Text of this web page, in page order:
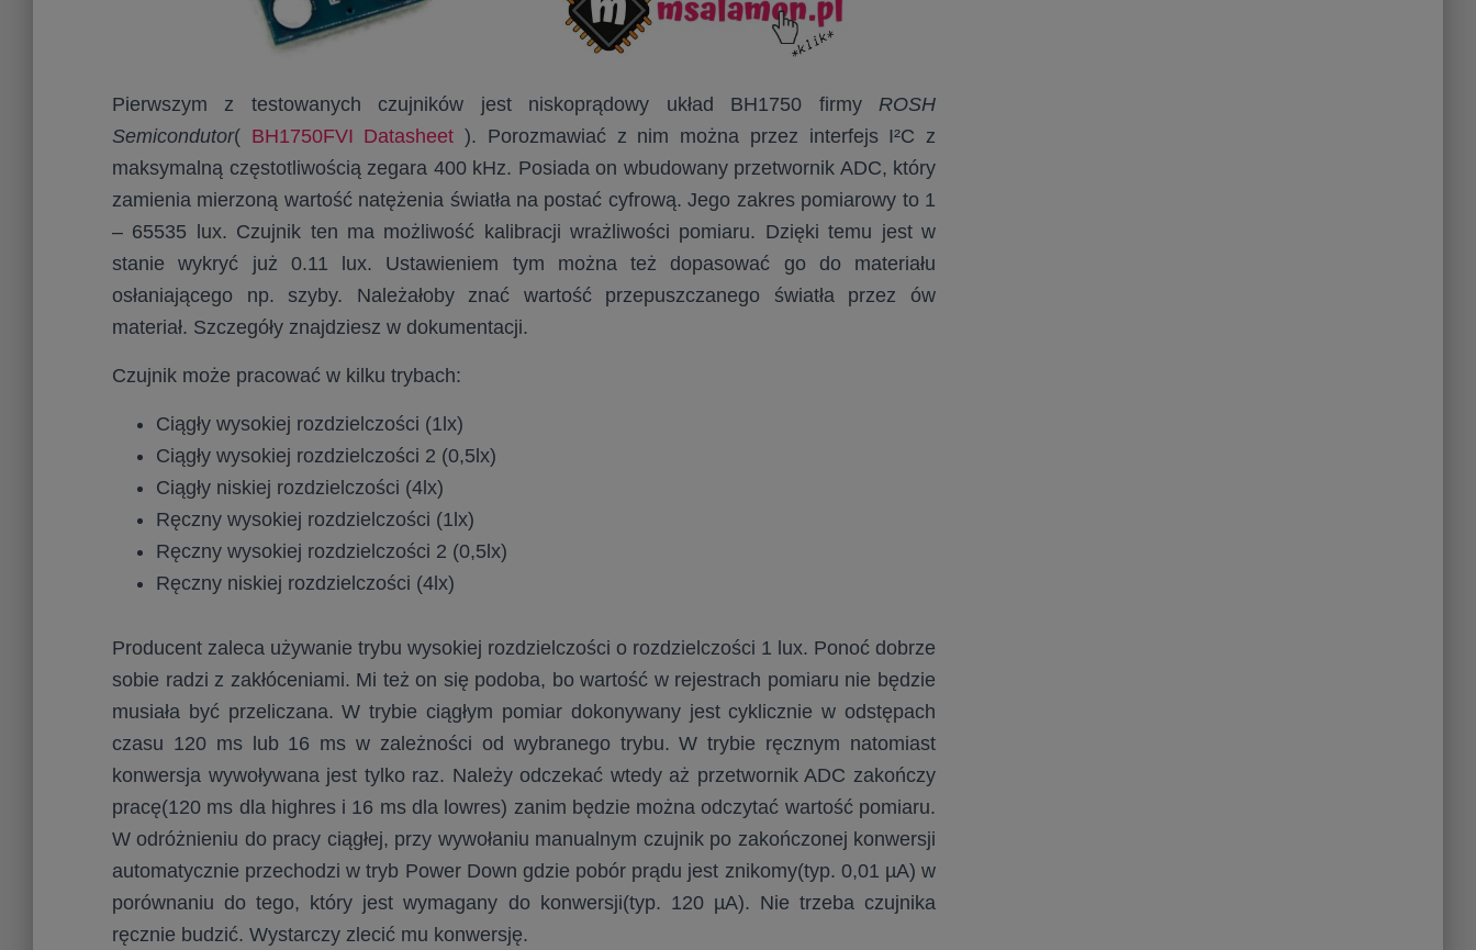
Pierwszym z testowanych czujników jest niskoprądowy układ BH1750 firmy ROSH
Semicondutor( BH1750FVI Datasheet ). Porozmawiać z nim można przez interfejs I²C z
maksymalną częstotliwością zegara 400 kHz. Posiada on wbudowany przetwornik ADC, który
zamienia mierzoną wartość natężenia światła na postać cyfrową. Jego zakres pomiarowy to 1
– 65535 lux. Czujnik ten ma możliwość kalibracji wrażliwości pomiaru. Dzięki temu jest w
stanie wykryć już 0.11 lux. Ustawieniem tym można też dopasować go do materiału
osłaniającego np. szyby. Należałoby znać wartość przepuszczanego światła przez ów
materiał. Szczegóły znajdziesz w dokumentacji.
Czujnik może pracować w kilku trybach:
Ciągły wysokiej rozdzielczości (1lx)
Ciągły wysokiej rozdzielczości 2 (0,5lx)
Ciągły niskiej rozdzielczości (4lx)
Ręczny wysokiej rozdzielczości (1lx)
Ręczny wysokiej rozdzielczości 2 (0,5lx)
Ręczny niskiej rozdzielczości (4lx)
Producent zaleca używanie trybu wysokiej rozdzielczości o rozdzielczości 1 lux. Ponoć dobrze
sobie radzi z zakłóceniami. Mi też on się podoba, bo wartość w rejestrach pomiaru nie będzie
musiała być przeliczana. W trybie ciągłym pomiar dokonywany jest cyklicznie w odstępach
czasu 120 ms lub 16 ms w zależności od wybranego trybu. W trybie ręcznym natomiast
konwersja wywoływana jest tylko raz. Należy odczekać wtedy aż przetwornik ADC zakończy
pracę(120 ms dla highres i 16 ms dla lowres) zanim będzie można odczytać wartość pomiaru.
W odróżnieniu do pracy ciągłej, przy wywołaniu manualnym czujnik po zakończonej konwersji
automatycznie przechodzi w tryb Power Down gdzie pobór prądu jest znikomy(typ. 0,01 µA) w
porównaniu do tego, który jest wymagany do konwersji(typ. 120 µA). Nie trzeba czujnika
ręcznie budzić. Wystarczy zlecić mu konwersję.